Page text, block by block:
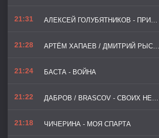
21:31 АЛЕКСЕЙ ГОЛУБЯТНИКОВ - ПРИГРАНИЧЬЕ
21:28 АРТЁМ ХАПАЕВ / ДМИТРИЙ РЫСАЕВ - МЫ ВЕРНЁМСЯ ДОМОЙ
21:24 БАСТА - ВОЙНА
21:22 ДАБРОВ / BRASCOV - СВОИХ НЕ БРОСАЮТ
21:18 ЧИЧЕРИНА - МОЯ СПАРТА